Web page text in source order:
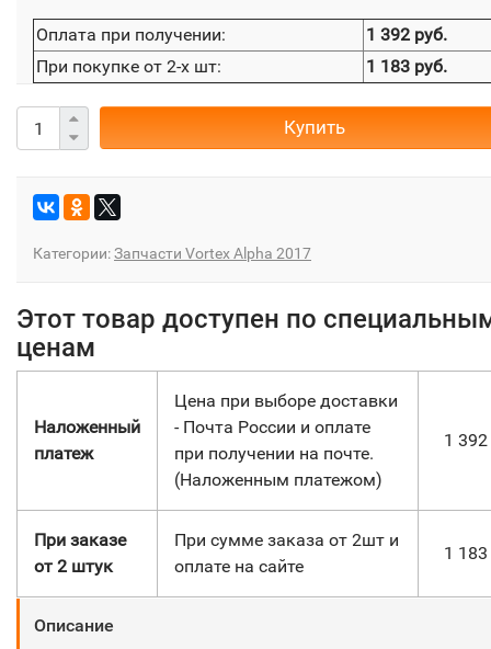
Оплата при получении:
1 392 руб.
При покупке от 2-х шт:
1 183 руб.
Купить
Категории:Запчасти Vortex Alpha 2017
Этот товар доступен по
ценам
Наложенный
платеж
Цена при выборе доставки
- Почта России и оплате
при получении на почте.
(Наложенным платежом)
1 392
При заказе
от 2 штук
При сумме заказа от 2шт и
оплате на сайте
1 183
Описание